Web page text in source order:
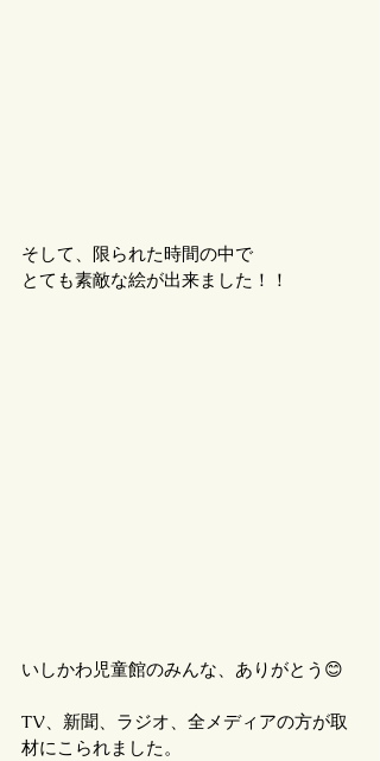
そして、限られた時間の中で
とても素敵な絵が出来ました！！
いしかわ児童館のみんな、ありがとう😊
TV、新聞、ラジオ、全メディアの方が取
材にこられました。